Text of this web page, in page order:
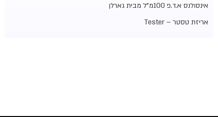
אינסולנס א.ד.פ 100מ"ל מבית גארלן
אריזת טסטר – Tester